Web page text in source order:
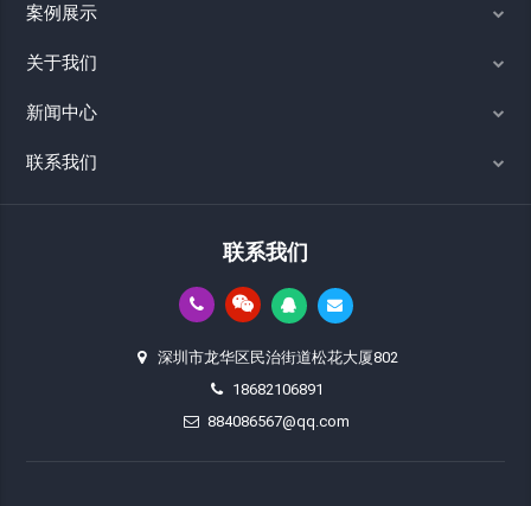
案例展示
关于我们
新闻中心
联系我们
联系我们
深圳市龙华区民治街道松花大厦802
18682106891
884086567@qq.com